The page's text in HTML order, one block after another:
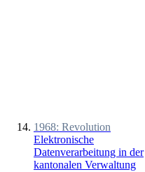
1968: Revolution
Elektronische
Datenverarbeitung in der
kantonalen Verwaltung